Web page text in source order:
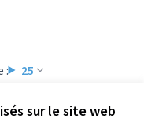
sur le site web
: 25